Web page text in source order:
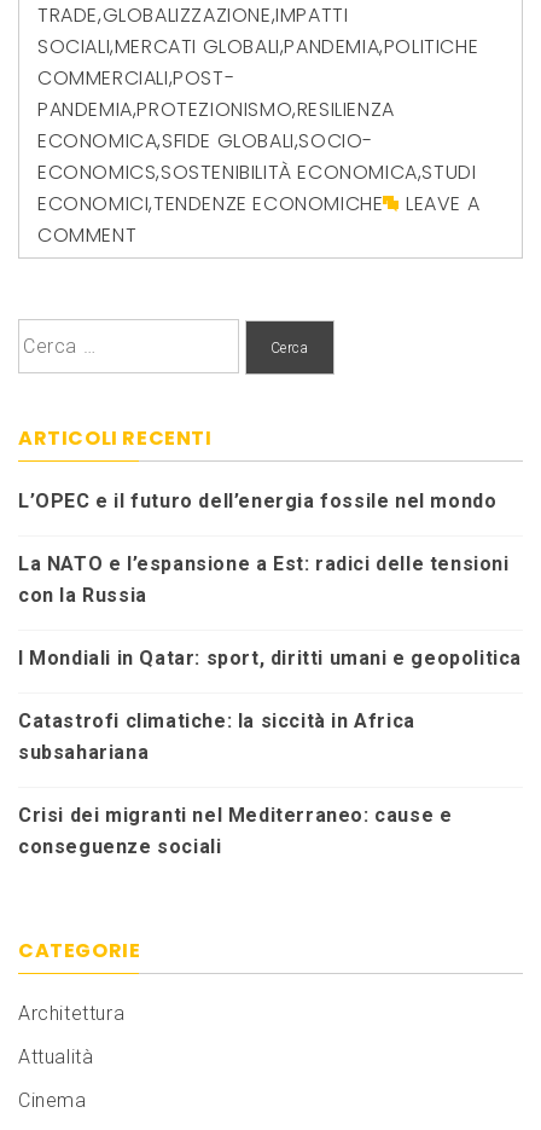
TRADE,GLOBALIZZAZIONE,IMPATTI
SOCIALI,MERCATI GLOBALI,PANDEMIA,POLITICHE
COMMERCIALI,POST-
PANDEMIA,PROTEZIONISMO,RESILIENZA
ECONOMICA,SFIDE GLOBALI,SOCIO-
ECONOMICS,SOSTENIBILITÀ ECONOMICA,STUDI
ECONOMICI,TENDENZE ECONOMICHE
LEAVE A
COMMENT
Ricerca
ARTICOLI RECENTI
L’OPEC e il futuro dell’energia fossile nel mondo
La NATO e l’espansione a Est: radici delle tensioni
con la Russia
I Mondiali in Qatar: sport, diritti umani e geopolitica
Catastrofi climatiche: la siccità in Africa
subsahariana
Crisi dei migranti nel Mediterraneo: cause e
conseguenze sociali
CATEGORIE
Architettura
Attualità
Cinema